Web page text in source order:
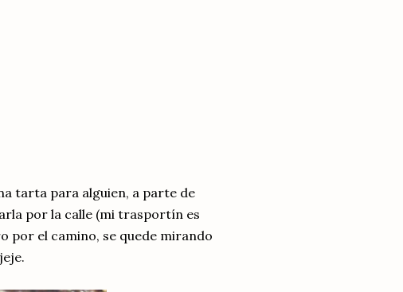
tarta para alguien, a parte de
por la calle (mi trasportín es
por el camino, se quede mirando